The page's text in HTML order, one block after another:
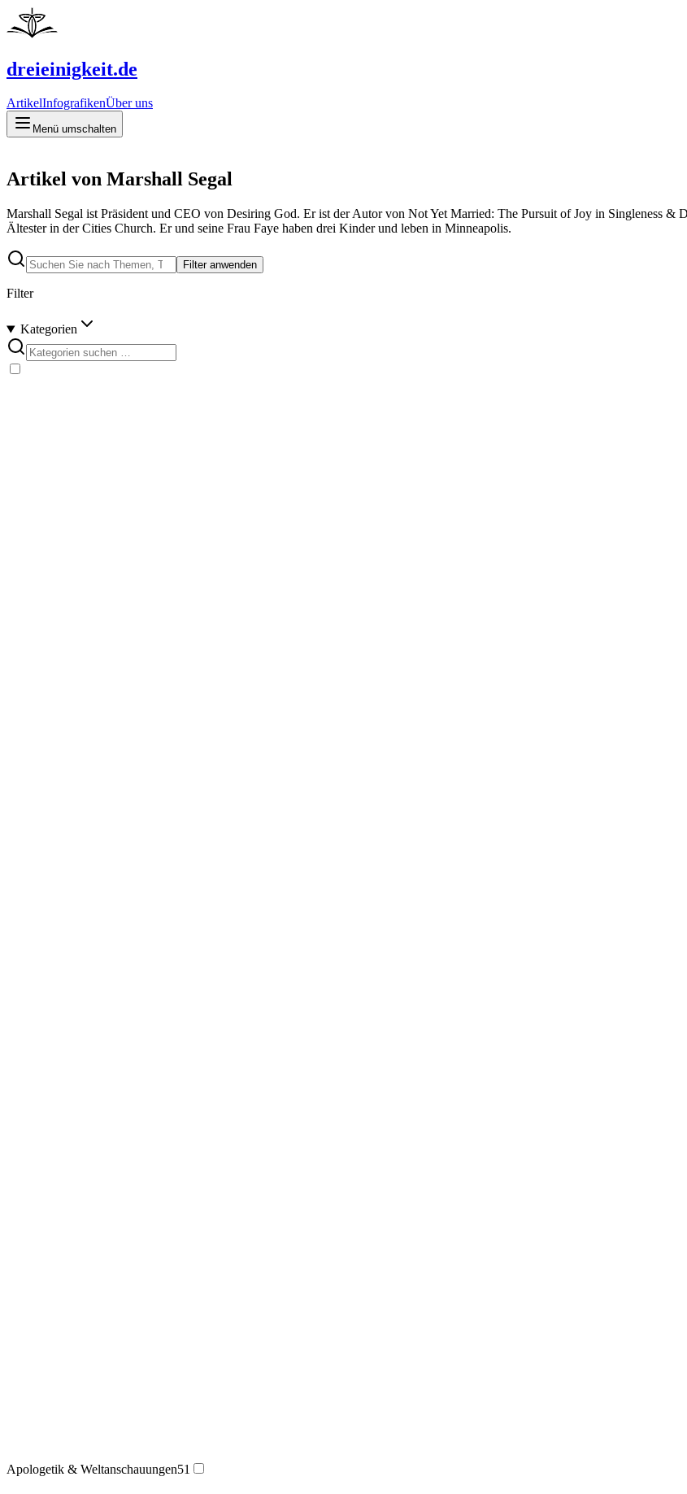
dreieinigkeit.de
ArtikelInfografikenÜber uns
Menü umschalten
Artikel von Marshall Segal
Marshall Segal ist Präsident und CEO von Desiring God. Er ist der Autor von Not Yet Married: The Pursuit of Joy in Singleness &
Ältester in der Cities Church. Er und seine Frau Faye haben drei Kinder und leben in Minneapolis.
Filter anwenden
Filter
Kategorien
Apologetik & Weltanschauungen51